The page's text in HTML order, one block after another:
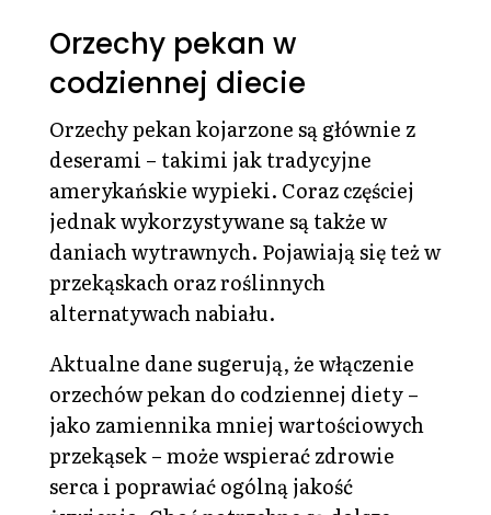
Orzechy pekan w
codziennej diecie
Orzechy pekan kojarzone są głównie z
deserami – takimi jak tradycyjne
amerykańskie wypieki. Coraz częściej
jednak wykorzystywane są także w
daniach wytrawnych. Pojawiają się też w
przekąskach oraz roślinnych
alternatywach nabiału.
Aktualne dane sugerują, że włączenie
orzechów pekan do codziennej diety –
jako zamiennika mniej wartościowych
przekąsek – może wspierać zdrowie
serca i poprawiać ogólną jakość